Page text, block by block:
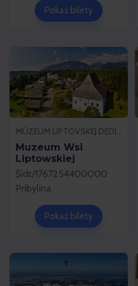
Pokaż bilety
MÚZEUM LIPTOVSKEJ DEDINY, PRIBYLINA
Muzeum Wsi
Liptowskiej
$idt/1767254400000
Pribylina
Pokaż bilety